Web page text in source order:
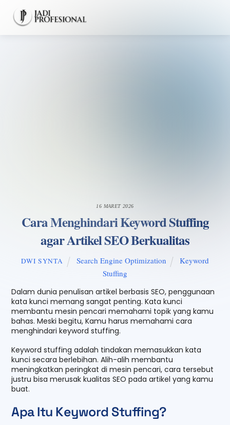
content
16 MARET 2026
Cara Menghindari Keyword Stuffing
agar Artikel SEO Berkualitas
DWI SYNTA Search Engine Optimization
Keyword
Stuffing
Dalam dunia penulisan artikel berbasis SEO, penggunaan
kata kunci memang sangat penting. Kata kunci
membantu mesin pencari memahami topik yang kamu
bahas. Meski begitu, Kamu harus memahami cara
menghindari keyword stuffing.
Keyword stuffing adalah tindakan memasukkan kata
kunci secara berlebihan. Alih-alih membantu
meningkatkan peringkat di mesin pencari, cara tersebut
justru bisa merusak kualitas SEO pada artikel yang kamu
buat.
Apa Itu Keyword Stuffing?